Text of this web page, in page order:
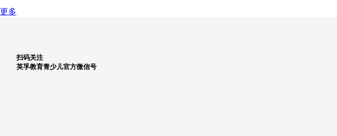
更多
扫码关注
英孚教育青少儿官方微信号